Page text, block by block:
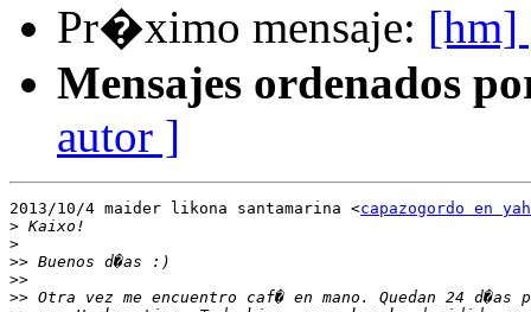
Pr�ximo mensaje: [hm]
Mensajes ordenados
autor ]
2013/10/4 maider likona santamarina <capazogordo en
>
>
>>
>>
>>